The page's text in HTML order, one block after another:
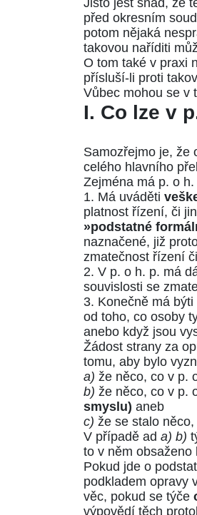
Jisto jest snad, že
před okresním
potom nějaká
takovou naříditi
O tom také v praxi
přísluší-li proti
Vůbec mohou se v
I. Co lze v
Samozřejmo je, že
celého hlavního
Zejména má p. o
1. Má uváděti
platnost řízení, či
»podstatné
naznačené, již
zmatečnost řízení
2. V p. o h. p. má
souvislosti se
3. Konečně má
od toho, co osoby
anebo když jsou
Žádost strany za
tomu, aby bylo
a) že něco, co v p.
b) že něco, co v p.
smyslu) aneb
c) že se stalo
V případě ad a) b)
to v něm obsaženo
Pokud jde o
podkladem opravy
věc, pokud se týče
výpovědí těch